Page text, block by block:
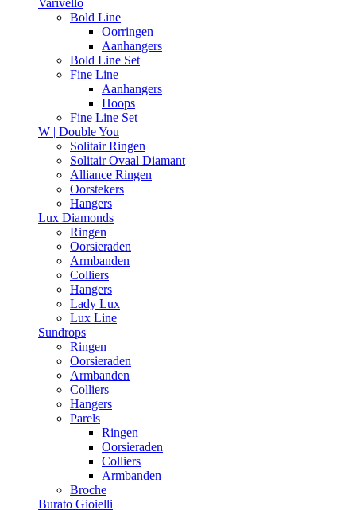
Varivello
Bold Line
Oorringen
Aanhangers
Bold Line Set
Fine Line
Aanhangers
Hoops
Fine Line Set
W | Double You
Solitair Ringen
Solitair Ovaal Diamant
Alliance Ringen
Oorstekers
Hangers
Lux Diamonds
Ringen
Oorsieraden
Armbanden
Colliers
Hangers
Lady Lux
Lux Line
Sundrops
Ringen
Oorsieraden
Armbanden
Colliers
Hangers
Parels
Ringen
Oorsieraden
Colliers
Armbanden
Broche
Burato Gioielli